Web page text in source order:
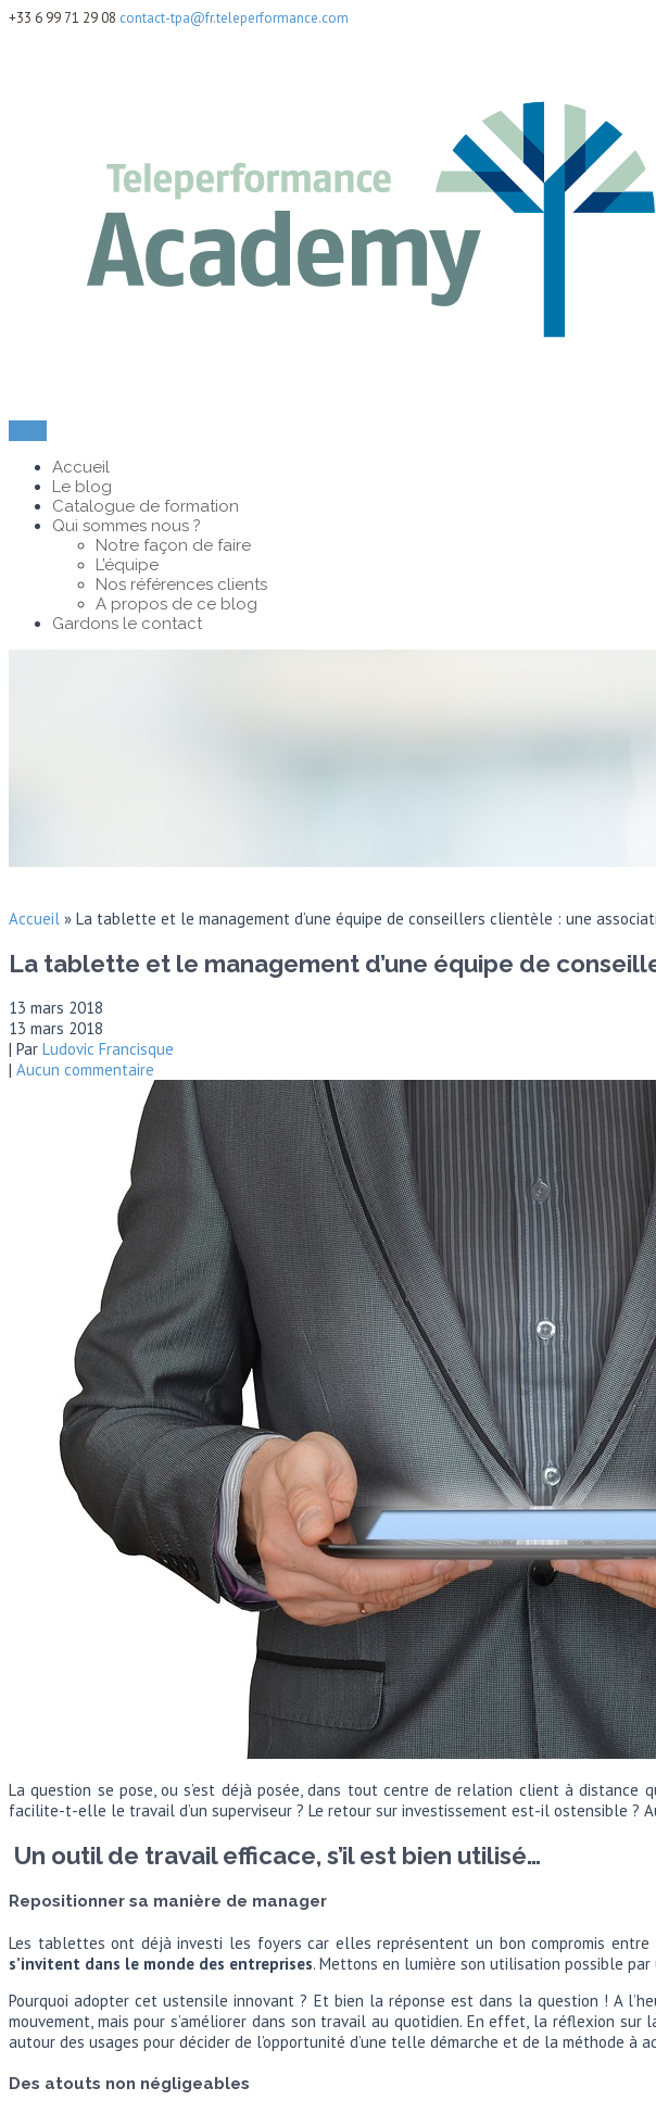
+33 6 99 71 29 08 contact-tpa@fr.teleperformance.com
Accueil
Le blog
Catalogue de formation
Qui sommes nous ?
Notre façon de faire
L’équipe
Nos références clients
A propos de ce blog
Gardons le contact
Accueil » La tablette et le management d’une équipe de conseillers clientèle : une
La tablette et le management d’une équipe de
13 mars 2018
13 mars 2018
| Par Ludovic Francisque
| Aucun commentaire
La question se pose, ou s’est déjà posée, dans tout centre de relation client à
facilite-t-elle le travail d’un superviseur ? Le retour sur investissement est-il ostensible ?
Un outil de travail efficace, s’il est bien utilisé…
Repositionner sa manière de manager
Les tablettes ont déjà investi les foyers car elles représentent un bon compromis
s’invitent dans le monde des entreprises. Mettons en lumière son utilisation possible
Pourquoi adopter cet ustensile innovant ? Et bien la réponse est dans la question ! A
mouvement, mais pour s’améliorer dans son travail au quotidien. En effet, la réflexion
autour des usages pour décider de l’opportunité d’une telle démarche et de la méthode à
Des atouts non négligeables